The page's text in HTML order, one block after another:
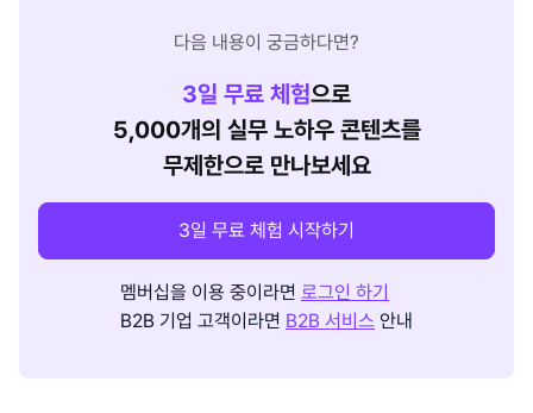
다음 내용이 궁금하다면?
3일 무료 체험으로
5,000개의 실무 노하우 콘텐츠를
무제한으로 만나보세요
3일 무료 체험 시작하기
멤버십을 이용 중이라면 로그인 하기
B2B 기업 고객이라면 B2B 서비스 안내